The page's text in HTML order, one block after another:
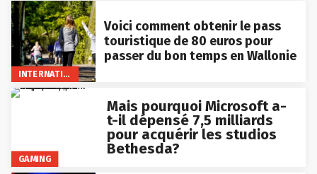
INTERNATIONAL
Voici comment obtenir le pass
touristique de 80 euros pour
passer du bon temps en Wallonie
GAMING
Mais pourquoi Microsoft a-
t-il dépensé 7,5 milliards
pour acquérir les studios
Bethesda?